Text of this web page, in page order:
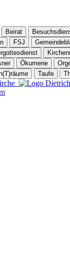
Beirat
FSJ
Ökumene
Taufe